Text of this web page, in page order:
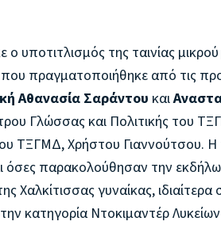
υποτιτλισμός της ταινίας
πραγματοποιήθηκε από τις
Αθανασία Σαράντου και
Γλώσσας και Πολιτικής του
ΤΞΓΜΔ, Χρήστου Γιαννούτσου. Η
όσες παρακολούθησαν την
γυναίκας,
κατηγορία Ντοκιμαντέρ